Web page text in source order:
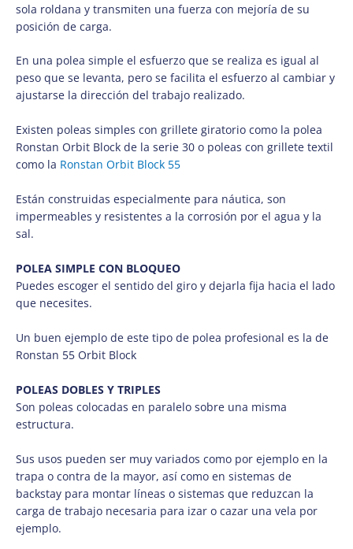
sola roldana y transmiten una fuerza con mejoría de su
posición de carga.
En una polea simple el esfuerzo que se realiza es igual al
peso que se levanta, pero se facilita el esfuerzo al cambiar y
ajustarse la dirección del trabajo realizado.
Existen poleas simples con grillete giratorio como la polea
Ronstan Orbit Block de la serie 30 o poleas con grillete textil
como la Ronstan Orbit Block 55
Están construidas especialmente para náutica, son
impermeables y resistentes a la corrosión por el agua y la
sal.
POLEA SIMPLE CON BLOQUEO
Puedes escoger el sentido del giro y dejarla fija hacia el lado
que necesites.
Un buen ejemplo de este tipo de polea profesional es la de
Ronstan 55 Orbit Block
POLEAS DOBLES Y TRIPLES
Son poleas colocadas en paralelo sobre una misma
estructura.
Sus usos pueden ser muy variados como por ejemplo en la
trapa o contra de la mayor, así como en sistemas de
backstay para montar líneas o sistemas que reduzcan la
carga de trabajo necesaria para izar o cazar una vela por
ejemplo.